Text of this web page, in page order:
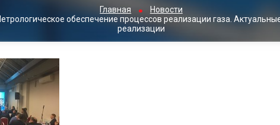
Главная
Новости
обеспечение процессов реализации газа.
реализации